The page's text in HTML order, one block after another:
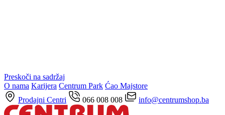
Preskoči na sadržaj
O nama Karijera Centrum Park Ćao Majstore
Prodajni Centri
066 008 008 info@centrumshop.ba